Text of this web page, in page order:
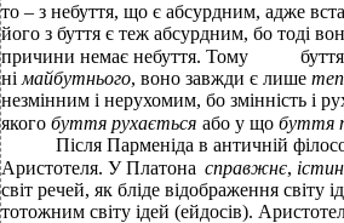
то – з небуття, що є абсурдним, адже
його з буття є теж абсурдним, бо тоді
причини немає небуття. Тому
буття
ні майбутнього, воно завжди є лише
незмінним і нерухомим, бо змінність і
якого буття рухається або у що буття
Після Парменіда в античній
Аристотеля. У Платона справжнє,
світ речей, як бліде відображення світу
тотожним світу ідей (ейдосів).